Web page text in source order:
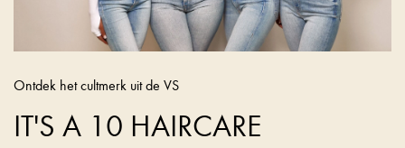
Ontdek het cultmerk uit de VS
IT'S A 10 HAIRCARE